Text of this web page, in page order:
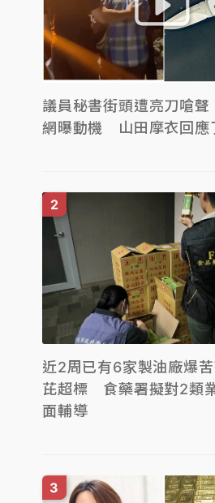
議員秘書街頭遭亮刀嗆聲
網曝動機 山田摩衣回應
近2周已有6家製油廠爆
芘超標 食藥署擬對2類
面輔導